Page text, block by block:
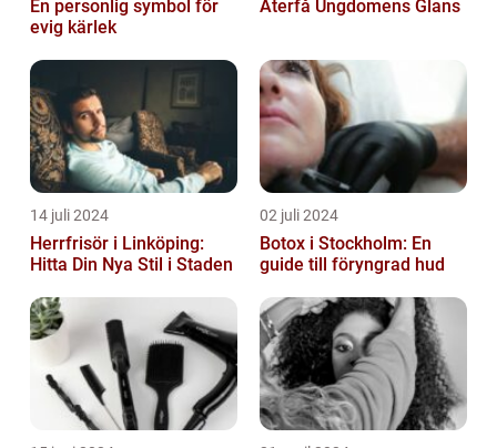
En personlig symbol för
evig kärlek
Återfå Ungdomens Glans
14 juli 2024
Herrfrisör i Linköping:
Hitta Din Nya Stil i Staden
02 juli 2024
Botox i Stockholm: En
guide till föryngrad hud